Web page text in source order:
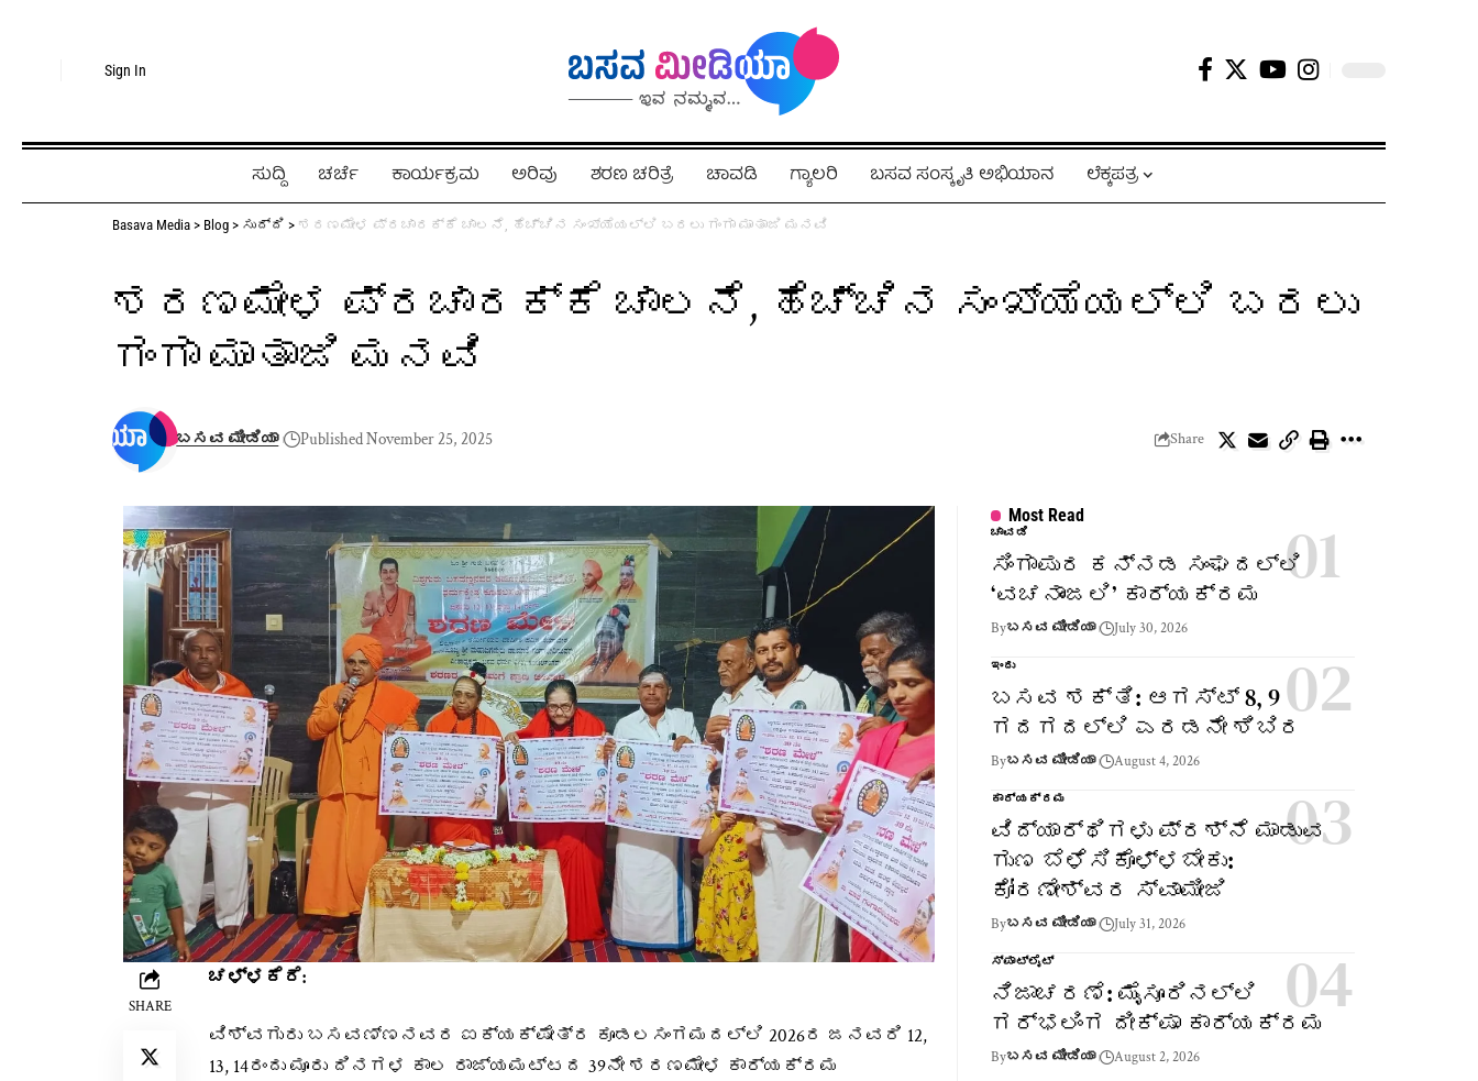
Sign In
ಸುದ್ದಿ ಚರ್ಚೆ ಕಾರ್ಯಕ್ರಮ ಅರಿವು ಶರಣ ಚರಿತ್ರೆ ಚಾವಡಿ ಗ್ಯಾಲರಿ ಬಸವ ಸಂಸ್ಕೃತಿ ಅಭಿಯಾನ ಲೆಕ್ಕಪತ್ರ
Basava Media > Blog > ಸುದ್ದಿ > ಶರಣಮೇಳ ಪ್ರಚಾರಕ್ಕೆ ಚಾಲನೆ, ಹೆಚ್ಚಿನ ಸಂಖ್ಯೆಯಲ್ಲಿ ಬರಲು ಗಂಗಾ ಮಾತಾಜಿ ಮನವಿ
ಶರಣಮೇಳ ಪ್ರಚಾರಕ್ಕೆ ಚಾಲನೆ, ಹೆಚ್ಚಿನ ಸಂಖ್ಯೆಯಲ್ಲಿ ಬರಲು
ಗಂಗಾ ಮಾತಾಜಿ ಮನವಿ
ಬಸವ ಮೀಡಿಯಾ Published November 25, 2025 Share
SHARE
ಚಳ್ಳಕೆರೆ:
ವಿಶ್ವಗುರು ಬಸವಣ್ಣನವರ ಐಕ್ಯಕ್ಷೇತ್ರ ಕೂಡಲಸಂಗಮದಲ್ಲಿ 2026ರ ಜನವರಿ 12,
13, 14ರಂದು ಮೂರು ದಿನಗಳ ಕಾಲ ರಾಜ್ಯಮಟ್ಟದ 39ನೇ ಶರಣಮೇಳ ಕಾರ್ಯಕ್ರಮ
Most Read
ಚಾವಡಿ
ಸಿಂಗಾಪುರ ಕನ್ನಡ ಸಂಘದಲ್ಲಿ
‘ವಚನಾಂಜಲಿ’ ಕಾರ್ಯಕ್ರಮ
Byಬಸವ ಮೀಡಿಯಾ July 30, 2026
ಇಂದು
ಬಸವ ಶಕ್ತಿ: ಆಗಸ್ಟ್ 8, 9
ಗದಗದಲ್ಲಿ ಎರಡನೇ ಶಿಬಿರ
Byಬಸವ ಮೀಡಿಯಾ August 4, 2026
ಕಾರ್ಯಕ್ರಮ
ವಿದ್ಯಾರ್ಥಿಗಳು ಪ್ರಶ್ನೆ ಮಾಡುವ
ಗುಣ ಬೆಳೆಸಿಕೊಳ್ಳಬೇಕು:
ಕೋರಣೇಶ್ವರ ಸ್ವಾಮೀಜಿ
Byಬಸವ ಮೀಡಿಯಾ July 31, 2026
ಸ್ಪಾಟ್‌ಲೈಟ್
ನಿಜಾಚರಣೆ: ಮೈಸೂರಿನಲ್ಲಿ
ಗರ್ಭಲಿಂಗ ದೀಕ್ಷಾ ಕಾರ್ಯಕ್ರಮ
Byಬಸವ ಮೀಡಿಯಾ August 2, 2026